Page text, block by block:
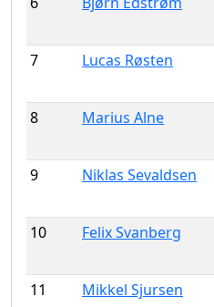
7 Lucas Røsten
8 Marius Alne
9 Niklas Sevaldsen
10 Felix Svanberg
11 Mikkel Sjursen